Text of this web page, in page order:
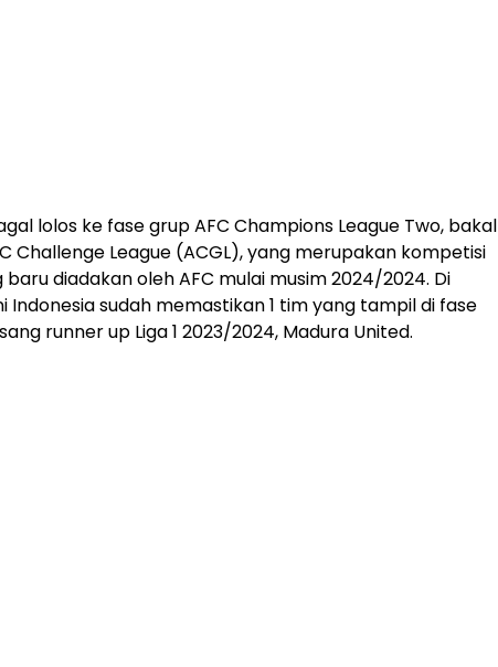
lolos ke fase grup AFC Champions League Two, bakal
Challenge League (ACGL), yang merupakan kompetisi
baru diadakan oleh AFC mulai musim 2024/2024. Di
Indonesia sudah memastikan 1 tim yang tampil di fase
runner up Liga 1 2023/2024, Madura United.